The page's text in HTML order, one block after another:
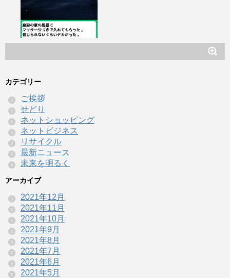
カテゴリー
ご挨拶
せどり
ネットショッピング
ネットビジネス
リサイクル
最新ニュース
未来を明るく
アーカイブ
2021年12月
2021年11月
2021年10月
2021年9月
2021年8月
2021年7月
2021年6月
2021年5月